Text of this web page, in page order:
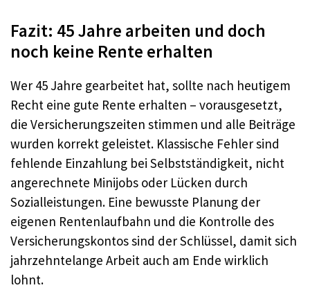
Fazit: 45 Jahre arbeiten und doch
noch keine Rente erhalten
Wer 45 Jahre gearbeitet hat, sollte nach heutigem
Recht eine gute Rente erhalten – vorausgesetzt,
die Versicherungszeiten stimmen und alle Beiträge
wurden korrekt geleistet. Klassische Fehler sind
fehlende Einzahlung bei Selbstständigkeit, nicht
angerechnete Minijobs oder Lücken durch
Sozialleistungen. Eine bewusste Planung der
eigenen Rentenlaufbahn und die Kontrolle des
Versicherungskontos sind der Schlüssel, damit sich
jahrzehntelange Arbeit auch am Ende wirklich
lohnt.